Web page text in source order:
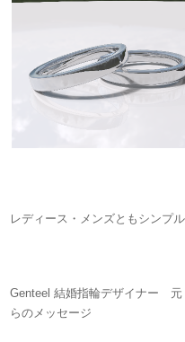
レディース・メンズともシンプ
Genteel 結婚指輪デザイナー
らのメッセージ